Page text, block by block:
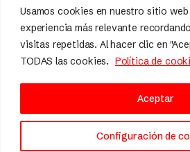
Usamos cookies en nuestro sitio web
experiencia más relevante
visitas repetidas. Al hacer clic en
TODAS las cookies. Política de
Configuración de
Aceptar